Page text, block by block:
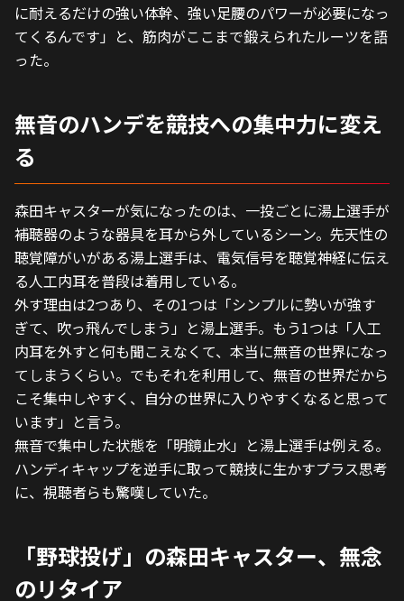
に耐えるだけの強い体幹、強い足腰のパワーが必要になっ
てくるんです」と、筋肉がここまで鍛えられたルーツを語
った。
無音のハンデを競技への集中力に変え
る
森田キャスターが気になったのは、一投ごとに湯上選手が
補聴器のような器具を耳から外しているシーン。先天性の
聴覚障がいがある湯上選手は、電気信号を聴覚神経に伝え
る人工内耳を普段は着用している。
外す理由は2つあり、その1つは「シンプルに勢いが強す
ぎて、吹っ飛んでしまう」と湯上選手。もう1つは「人工
内耳を外すと何も聞こえなくて、本当に無音の世界になっ
てしまうくらい。でもそれを利用して、無音の世界だから
こそ集中しやすく、自分の世界に入りやすくなると思って
います」と言う。
無音で集中した状態を「明鏡止水」と湯上選手は例える。
ハンディキャップを逆手に取って競技に生かすプラス思考
に、視聴者らも驚嘆していた。
「野球投げ」の森田キャスター、無念
のリタイア